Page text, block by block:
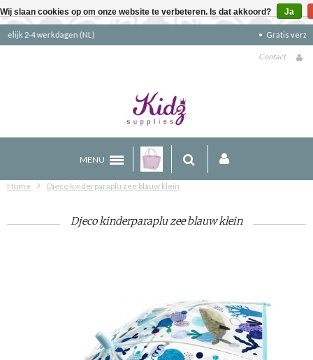
Contact
MENU
Home Djeco kinderparaplu zee blauw klein
Djeco kinderparaplu zee blauw klein
Wij slaan cookies op om onze website te verbeteren. Is dat akkoord? Ja